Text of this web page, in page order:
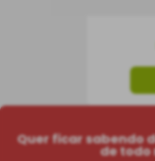
Quer ficar sabendo
de todo